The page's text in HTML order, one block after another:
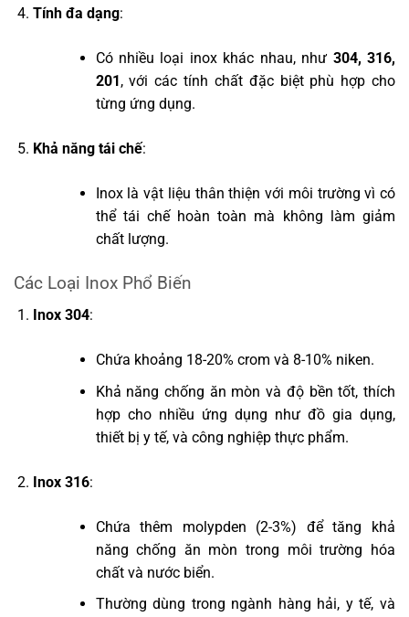
Tính đa dạng:
Có nhiều loại inox khác nhau, như 304, 316,
201 , với các tính chất đặc biệt phù hợp cho
từng ứng dụng.
Khả năng tái chế:
Inox là vật liệu thân thiện với môi trường vì có
thể tái chế hoàn toàn mà không làm giảm
chất lượng.
Các Loại Inox Phổ Biến
Inox 304:
Chứa khoảng 18-20% crom và 8-10% niken.
Khả năng chống ăn mòn và độ bền tốt, thích
hợp cho nhiều ứng dụng như đồ gia dụng,
thiết bị y tế, và công nghiệp thực phẩm.
Inox 316:
Chứa thêm molypden (2-3%) để tăng khả
năng chống ăn mòn trong môi trường hóa
chất và nước biển.
Thường dùng trong ngành hàng hải, y tế, và